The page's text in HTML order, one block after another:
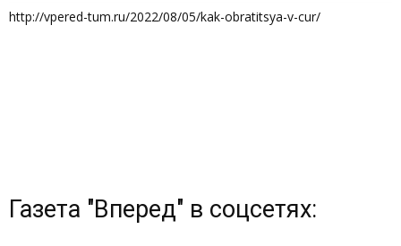
http://vpered-tum.ru/2022/08/05/kak-obratitsya-v-cur/
Газета "Вперед" в соцсетях: